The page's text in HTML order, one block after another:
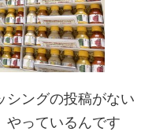
シングの投稿がない
やっているんです